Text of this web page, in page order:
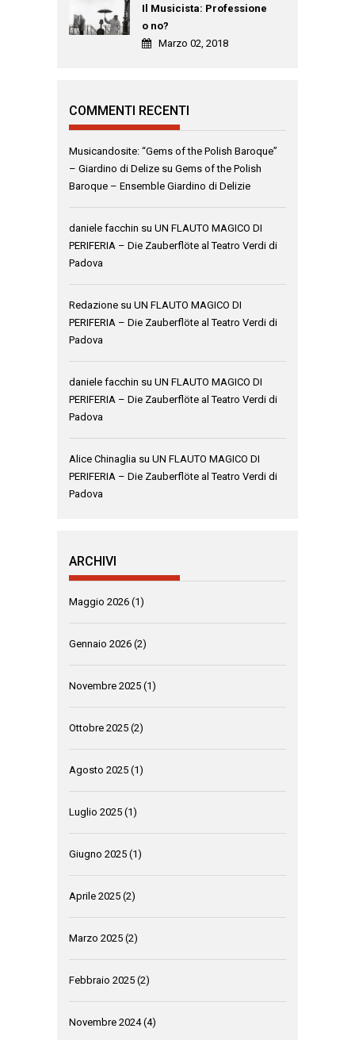
Il Musicista: Professione
o no?
Marzo 02, 2018
COMMENTI RECENTI
Musicandosite: “Gems of the Polish Baroque”
– Giardino di Delize su Gems of the Polish
Baroque – Ensemble Giardino di Delizie
daniele facchin su UN FLAUTO MAGICO DI
PERIFERIA – Die Zauberflöte al Teatro Verdi di
Padova
Redazione su UN FLAUTO MAGICO DI
PERIFERIA – Die Zauberflöte al Teatro Verdi di
Padova
daniele facchin su UN FLAUTO MAGICO DI
PERIFERIA – Die Zauberflöte al Teatro Verdi di
Padova
Alice Chinaglia su UN FLAUTO MAGICO DI
PERIFERIA – Die Zauberflöte al Teatro Verdi di
Padova
ARCHIVI
Maggio 2026 (1)
Gennaio 2026 (2)
Novembre 2025 (1)
Ottobre 2025 (2)
Agosto 2025 (1)
Luglio 2025 (1)
Giugno 2025 (1)
Aprile 2025 (2)
Marzo 2025 (2)
Febbraio 2025 (2)
Novembre 2024(4)